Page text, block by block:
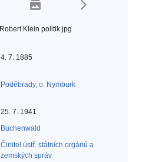
Robert Klein politik.jpg
4. 7. 1885
Poděbrady, o. Nymburk
25. 7. 1941
Buchenwald
Činitel ústř. státních orgánů a
zemských správ‎